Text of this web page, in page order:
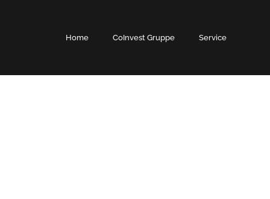
Home CoInvest Gruppe Service